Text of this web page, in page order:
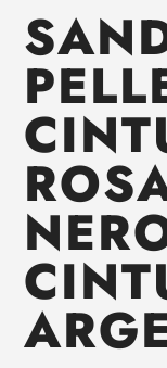
prodotto
al
tuo
carrello